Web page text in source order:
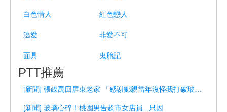
白色情人 紅色戀人
逃愛 非愛不可
面具 鬼胎記
PTT推薦
[新聞] 玻璃心碎！桃園男告超市女店員...只因